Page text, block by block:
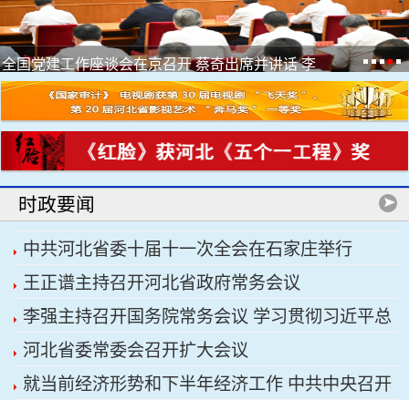
全国党建工作座谈会在京召开 蔡奇出席并讲话 李
时政要闻
中共河北省委十届十一次全会在石家庄举行
王正谱主持召开河北省政府常务会议
李强主持召开国务院常务会议 学习贯彻习近平总
书记关于上半年经济形势和做好下半年经济工作的
重要讲话精神
河北省委常委会召开扩大会议
就当前经济形势和下半年经济工作 中共中央召开